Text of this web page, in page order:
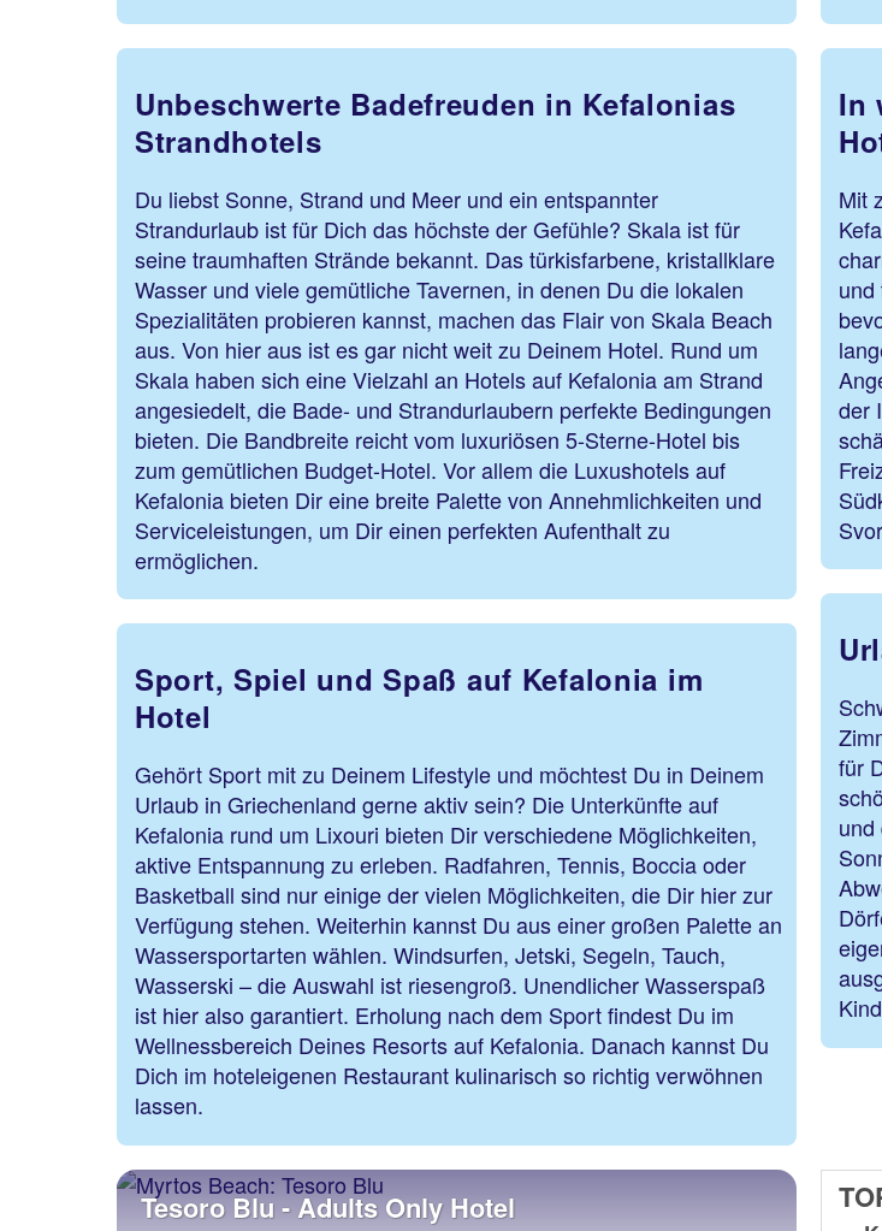
Unbeschwerte Badefreuden in Kefalonias
Strandhotels
Du liebst Sonne, Strand und Meer und ein entspannter
Strandurlaub ist für Dich das höchste der Gefühle? Skala ist für
seine traumhaften Strände bekannt. Das türkisfarbene, kristallklare
Wasser und viele gemütliche Tavernen, in denen Du die lokalen
Spezialitäten probieren kannst, machen das Flair von Skala Beach
aus. Von hier aus ist es gar nicht weit zu Deinem Hotel. Rund um
Skala haben sich eine Vielzahl an Hotels auf Kefalonia am Strand
angesiedelt, die Bade- und Strandurlaubern perfekte Bedingungen
bieten. Die Bandbreite reicht vom luxuriösen 5-Sterne-Hotel bis
zum gemütlichen Budget-Hotel. Vor allem die Luxushotels auf
Kefalonia bieten Dir eine breite Palette von Annehmlichkeiten und
Serviceleistungen, um Dir einen perfekten Aufenthalt zu
ermöglichen.
Sport, Spiel und Spaß auf Kefalonia im
Hotel
Gehört Sport mit zu Deinem Lifestyle und möchtest Du in Deinem
Urlaub in Griechenland gerne aktiv sein? Die Unterkünfte auf
Kefalonia rund um Lixouri bieten Dir verschiedene Möglichkeiten,
aktive Entspannung zu erleben. Radfahren, Tennis, Boccia oder
Basketball sind nur einige der vielen Möglichkeiten, die Dir hier zur
Verfügung stehen. Weiterhin kannst Du aus einer großen Palette an
Wassersportarten wählen. Windsurfen, Jetski, Segeln, Tauch,
Wasserski – die Auswahl ist riesengroß. Unendlicher Wasserspaß
ist hier also garantiert. Erholung nach dem Sport findest Du im
Wellnessbereich Deines Resorts auf Kefalonia. Danach kannst Du
Dich im hoteleigenen Restaurant kulinarisch so richtig verwöhnen
lassen.
In
Mit
und
der
für
und
Tesoro Blu - Adults Only Hotel